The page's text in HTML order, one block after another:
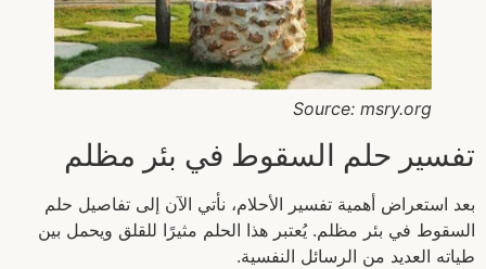
Source: msry.org
تفسير حلم السقوط في بئر مظلم
بعد استعراض أهمية تفسير الأحلام، نأتي الآن إلى تفاصيل حلم
السقوط في بئر مظلم. يُعتبر هذا الحلم مثيرًا للقلق ويحمل بين
طياته العديد من الرسائل النفسية.